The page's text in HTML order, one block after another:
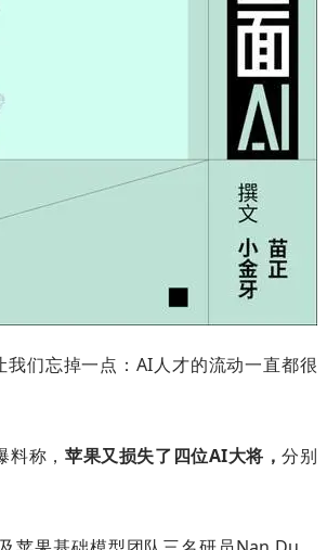
们忘掉一点：AI人才的流动一直都很
称， 苹果又损失了四位AI大将，分别